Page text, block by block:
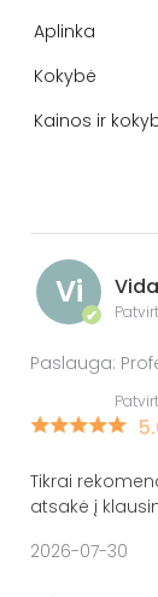
Aplinka
Kokybė
Kainos ir
Vi
✔
Vida
Paslauga:
Tikrai
atsakė į
2026-07-30